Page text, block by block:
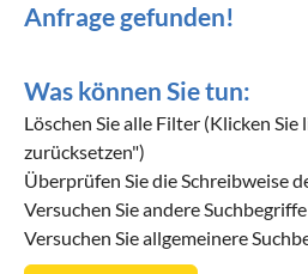
Anfrage gefunden!
Was können Sie tun:
Löschen Sie alle Filter (Klicken
zurücksetzen")
Überprüfen Sie die Schreibweise
Versuchen Sie andere Suchbegriffe
Versuchen Sie allgemeinere